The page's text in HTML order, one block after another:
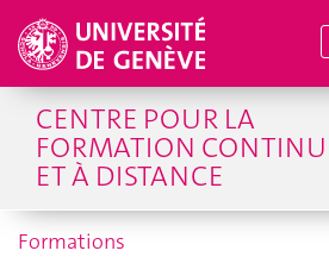
CENTRE POUR LA
FORMATION
ET À DISTANCE
Formations